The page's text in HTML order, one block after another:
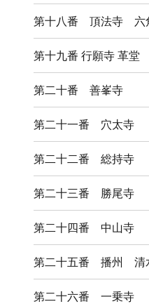
第十八番 頂法寺 六
第十九番 行願寺 革堂
第二十番 善峯寺
第二十一番 穴太寺
第二十二番 総持寺
第二十三番 勝尾寺
第二十四番 中山寺
第二十五番 播州 清
第二十六番 一乗寺